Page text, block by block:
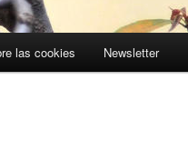
las cookies Newsletter